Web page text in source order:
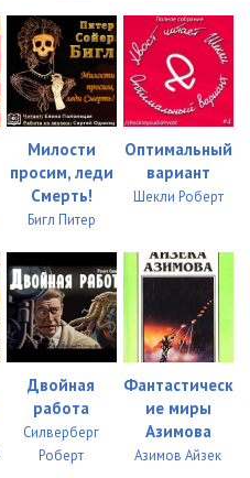
Милости
просим, леди
Смерть!
Бигл Питер
Оптимальный
вариант
Шекли Роберт
Двойная
работа
Силверберг
Роберт
Фантастическ
ие миры
Азимова
Азимов Айзек